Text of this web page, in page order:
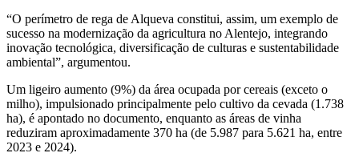
“O perímetro de rega de Alqueva constitui, assim, um exemplo de
sucesso na modernização da agricultura no Alentejo, integrando
inovação tecnológica, diversificação de culturas e sustentabilidade
ambiental”, argumentou.
Um ligeiro aumento (9%) da área ocupada por cereais (exceto o
milho), impulsionado principalmente pelo cultivo da cevada (1.738
ha), é apontado no documento, enquanto as áreas de vinha
reduziram aproximadamente 370 ha (de 5.987 para 5.621 ha, entre
2023 e 2024).